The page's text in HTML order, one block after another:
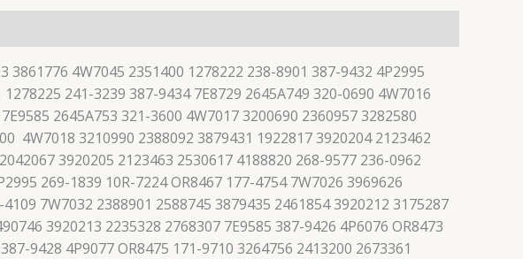
4W7045 2351400 1278222 238-8901 387-9432 4P2995
241-3239 387-9434 7E8729 2645A749 320-0690 4W7016
2645A753 321-3600 4W7017 3200690 2360957 3282580
4W7018 3210990 2388092 3879431 1922817 3920204 2123462
3920205 2123463 2530617 4188820 268-9577 236-0962
269-1839 10R-7224 OR8467 177-4754 7W7026 3969626
7W7032 2388901 2588745 3879435 2461854 3920212 3175287
3920213 2235328 2768307 7E9585 387-9426 4P6076 OR8473
9428 4P9077 OR8475 171-9710 3264756 2413200 2673361